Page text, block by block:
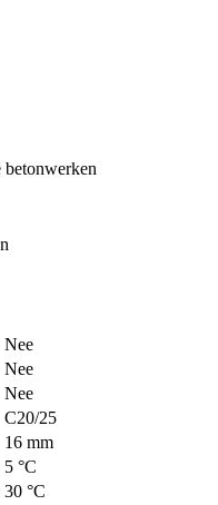
Nee
Nee
Nee
C20/25
16 mm
5 °C
30 °C